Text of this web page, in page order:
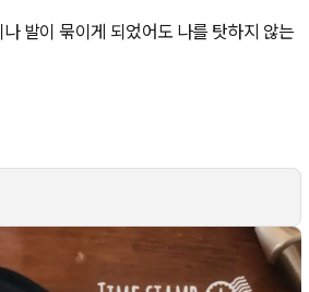
발이 묶이게 되었어도 나를 탓하지 않는